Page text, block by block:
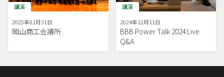
講演
2025年01月31日
岡山商工会議所
講演
2024年12月11日
BBB Power Talk 2024 Live
Q&A